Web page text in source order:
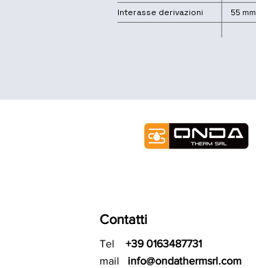
Interasse derivazioni 55 mm
Contatti
Tel +39 0163487731
mail
info@ondathermsrl.com